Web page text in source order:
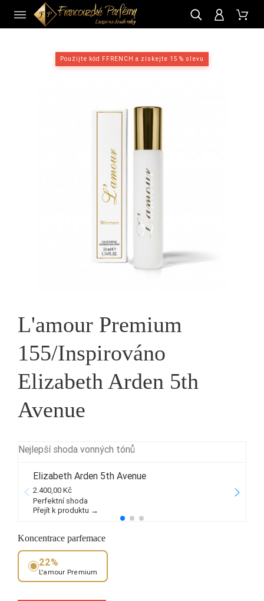
Použijte kód FFRENCH a získejte 15 % slevu
L'amour Premium
155/Inspirováno
Elizabeth Arden 5th
Avenue
Nejlepší shoda vonných tónů
Elizabeth Arden 5th Avenue
2.400,00 Kč
Perfektní shoda
Přejít k produktu →
Koncentrace parfemace
22%
L'amour Premium
CZ